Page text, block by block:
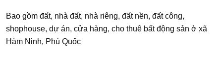
Bao gồm đất, nhà đất, nhà riêng, đất nền, đất công,
shophouse, dự án, cửa hàng, cho thuê bất động sản ở xã
Hàm Ninh, Phú Quốc